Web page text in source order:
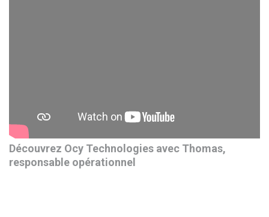
Découvrez Ocy Technologies avec Thomas,
responsable opérationnel